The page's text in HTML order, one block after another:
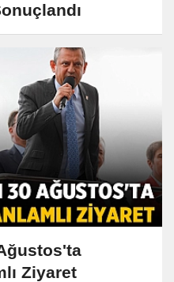
Ziyaret